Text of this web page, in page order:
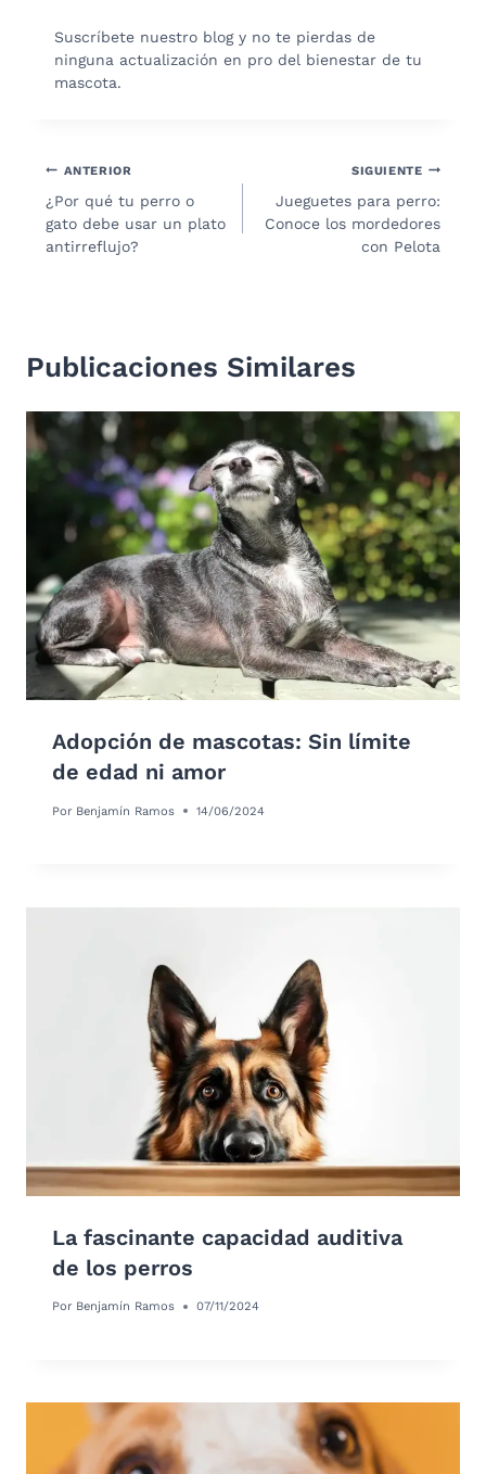
Suscríbete nuestro blog y no te pierdas de
ninguna actualización en pro del bienestar de tu
mascota.
Navegación
de
entradas
ANTERIOR
¿Por qué tu perro o
gato debe usar un plato
antirreflujo?
SIGUIENTE
Jueguetes para perro:
Conoce los mordedores
con Pelota
Publicaciones Similares
Adopción de mascotas: Sin límite
de edad ni amor
Por Benjamín Ramos 14/06/2024
La fascinante capacidad auditiva
de los perros
Por Benjamín Ramos 07/11/2024